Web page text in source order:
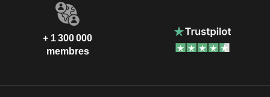
+ 1 300 000
membres